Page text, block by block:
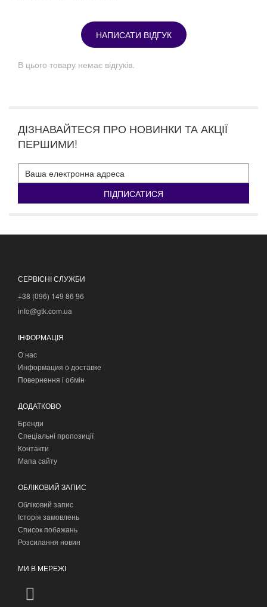
НАПИСАТИ ВІДГУК
В цього товару немає відгуків.
ДІЗНАВАЙТЕСЯ ПРО НОВИНКИ ТА АКЦІЇ
ПЕРШИМИ!
ПІДПИСАТИСЯ
СЕРВІСНІ СЛУЖБИ
+38 (096) 149 86 96
info@gtk.com.ua
ІНФОРМАЦІЯ
О нас
Информация о доставке
Повернення і обмін
ДОДАТКОВО
Бренди
Спеціальні пропозиції
Контакти
Мапа сайту
ОБЛІКОВИЙ ЗАПИС
Обліковий запис
Історія замовлень
Список побажань
Розсилання новин
МИ В МЕРЕЖІ